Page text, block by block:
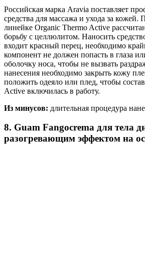
Российская марка Aravia поставляет
средства для массажа и ухода за кожей.
линейке Organic Thermo Active
борьбу с целлюлитом. Наносить
входит красный перец, необходимо
компонент не должен попасть в глаза
оболочку носа, чтобы не вызвать
нанесения необходимо закрыть кожу
положить одеяло или плед, чтобы
Active включилась в работу.
Из минусов: длительная процедура
8. Guam Fangocrema для тела
разогревающим эффектом на